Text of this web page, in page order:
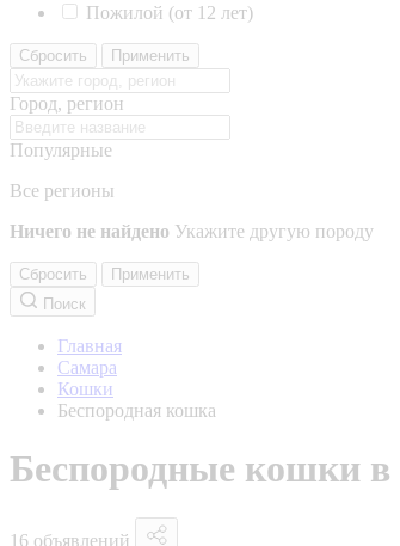
Пожилой (от 12 лет)
Сбросить Применить
Город, регион
Популярные
Все регионы
Ничего не найдено Укажите другую породу
Сбросить
Применить
Поиск
Главная
Самара
Кошки
Беспородная кошка
Беспородные кошки
16 объявлений